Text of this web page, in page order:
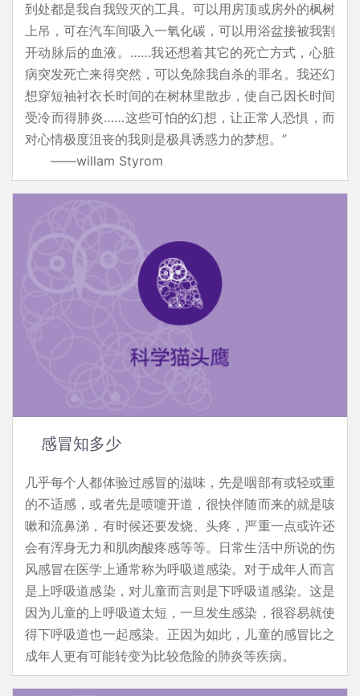
到处都是我自我毁灭的工具。可以用房顶或房外的枫树
上吊，可在汽车间吸入一氧化碳，可以用浴盆接被我割
开动脉后的血液。……我还想着其它的死亡方式，心脏
病突发死亡来得突然，可以免除我自杀的罪名。我还幻
想穿短袖衬衣长时间的在树林里散步，使自己因长时间
受冷而得肺炎……这些可怕的幻想，让正常人恐惧，而
对心情极度沮丧的我则是极具诱惑力的梦想。”
——willam Styrom
感冒知多少
几乎每个人都体验过感冒的滋味，先是咽部有或轻或重
的不适感，或者先是喷嚏开道，很快伴随而来的就是咳
嗽和流鼻涕，有时候还要发烧、头疼，严重一点或许还
会有浑身无力和肌肉酸疼感等等。日常生活中所说的伤
风感冒在医学上通常称为呼吸道感染。对于成年人而言
是上呼吸道感染，对儿童而言则是下呼吸道感染。这是
因为儿童的上呼吸道太短，一旦发生感染，很容易就使
得下呼吸道也一起感染。正因为如此，儿童的感冒比之
成年人更有可能转变为比较危险的肺炎等疾病。